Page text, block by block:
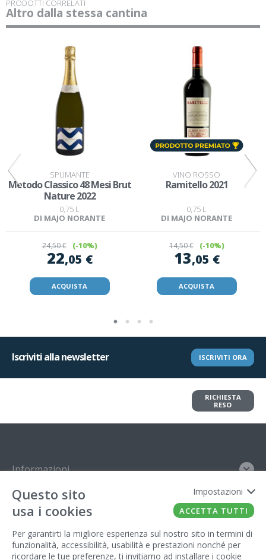
PRODOTTI CORRELATI
Altro dalla stessa cantina
SPUMANTE
Metodo Classico 48 Mesi Brut
Nature 2022
0,75 L
DI MAJO NORANTE
24,50 € (-10%)
22,05 €
ACQUISTA
VINO ROSSO
Ramitello 2021
0,75 L
DI MAJO NORANTE
14,50 € (-10%)
13,05 €
ACQUISTA
Iscriviti alla newsletter ISCRIVITI ORA
RICHIESTA
RESO
Informazioni
Contatto
Gestore del sito
Questo sito
usa i cookies
Per garantirti la migliore esperienza sul nostro sito in termini di
funzionalità, accessibilità, usabilità e prestazioni nonché per
ricordare le tue preferenze, ti invitiamo ad installare i cookie
Impostazioni
ACCETTA TUTTI